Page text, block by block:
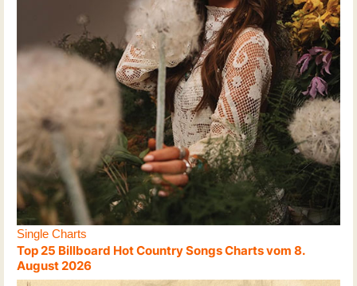
Single Charts
Top 25 Billboard Hot Country Songs Charts vom 8.
August 2026